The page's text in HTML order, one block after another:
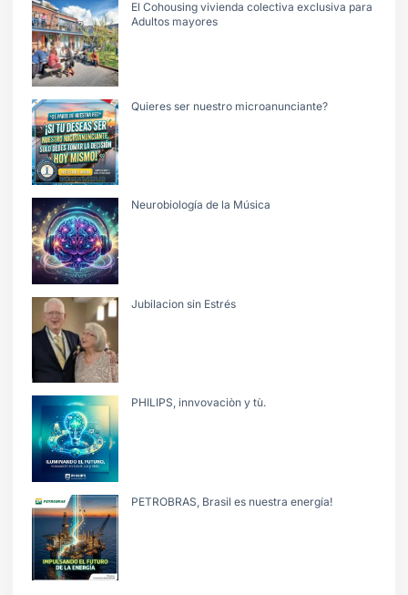
El Cohousing vivienda colectiva exclusiva para
Adultos mayores
Quieres ser nuestro microanunciante?
Neurobiología de la Música
Jubilacion sin Estrés
PHILIPS, innvovaciòn y tù.
PETROBRAS, Brasil es nuestra energía!